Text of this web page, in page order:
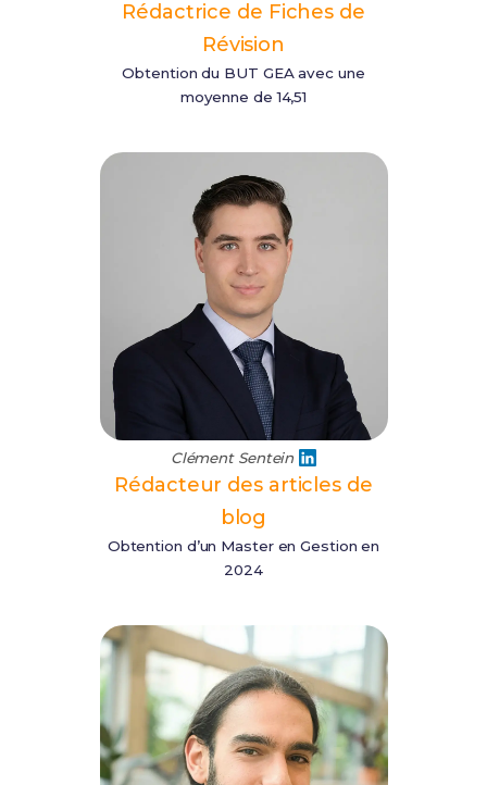
Rédactrice de Fiches de
Révision
Obtention du BUT GEA avec une
moyenne de 14,51
Clément Sentein
Rédacteur des articles de
blog
Obtention d’un Master en Gestion en
2024